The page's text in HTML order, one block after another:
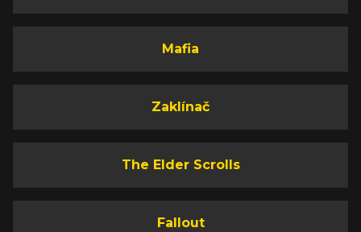
Mafia
Zaklínač
The Elder Scrolls
Fallout